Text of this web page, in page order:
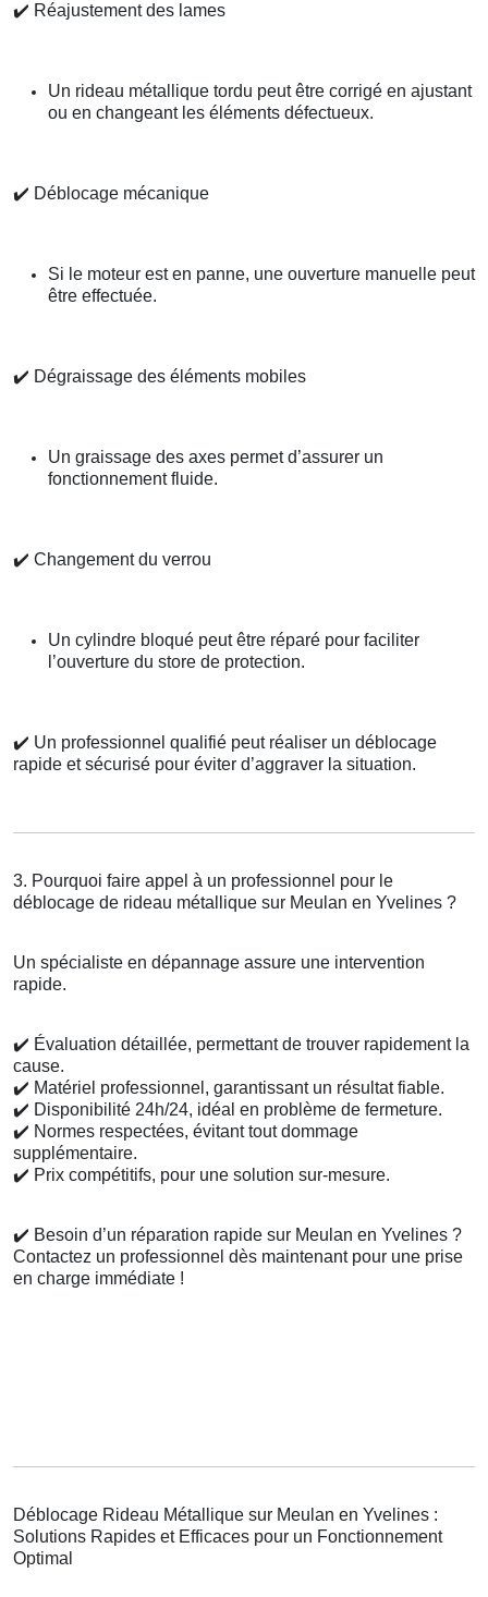
✔️ Réajustement des lames
Un rideau métallique tordu peut être corrigé en ajustant
ou en changeant les éléments défectueux.
✔️ Déblocage mécanique
Si le moteur est en panne, une ouverture manuelle peut
être effectuée.
✔️ Dégraissage des éléments mobiles
Un graissage des axes permet d’assurer un
fonctionnement fluide.
✔️ Changement du verrou
Un cylindre bloqué peut être réparé pour faciliter
l’ouverture du store de protection.
✔️ Un professionnel qualifié peut réaliser un déblocage
rapide et sécurisé pour éviter d’aggraver la situation.
3. Pourquoi faire appel à un professionnel pour le
déblocage de rideau métallique sur Meulan en Yvelines ?
Un spécialiste en dépannage assure une intervention
rapide.
✔️ Évaluation détaillée, permettant de trouver rapidement la
cause.
✔️ Matériel professionnel, garantissant un résultat fiable.
✔️ Disponibilité 24h/24, idéal en problème de fermeture.
✔️ Normes respectées, évitant tout dommage
supplémentaire.
✔️ Prix compétitifs, pour une solution sur-mesure.
✔️ Besoin d’un réparation rapide sur Meulan en Yvelines ?
Contactez un professionnel dès maintenant pour une prise
en charge immédiate !
Déblocage Rideau Métallique sur Meulan en Yvelines :
Solutions Rapides et Efficaces pour un Fonctionnement
Optimal